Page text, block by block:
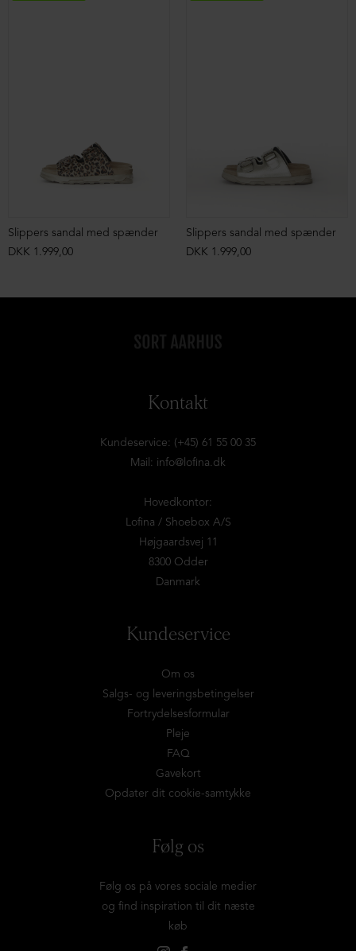
Slippers sandal med spænder
DKK 1.999,00
Slippers sandal med spænder
DKK 1.999,00
Kontakt
Kundeservice: (+45) 61 55 00 35
Mail: info@lofina.dk
Hovedkontor:
Lofina / Shoebox A/S
Højgaardsvej 11
8300 Odder
Danmark
Kundeservice
Om os
Salgs- og leveringsbetingelser
Fortrydelsesformular
Pleje
FAQ
Gavekort
Opdater dit cookie-samtykke
Følg os
Følg os på vores sociale medier
og find inspiration til dit næste
køb